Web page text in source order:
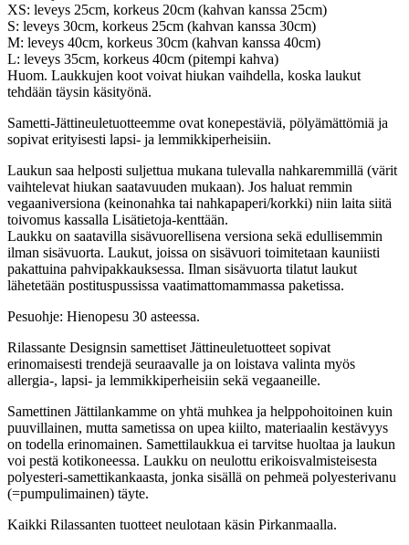
XS: leveys 25cm, korkeus 20cm (kahvan kanssa 25cm)
S: leveys 30cm, korkeus 25cm (kahvan kanssa 30cm)
M: leveys 40cm, korkeus 30cm (kahvan kanssa 40cm)
L: leveys 35cm, korkeus 40cm (pitempi kahva)
Huom. Laukkujen koot voivat hiukan vaihdella, koska laukut
tehdään täysin käsityönä.
Sametti-Jättineuletuotteemme ovat konepestäviä, pölyämättömiä ja
sopivat erityisesti lapsi- ja lemmikkiperheisiin.
Laukun saa helposti suljettua mukana tulevalla nahkaremmillä (värit
vaihtelevat hiukan saatavuuden mukaan). Jos haluat remmin
vegaaniversiona (keinonahka tai nahkapaperi/korkki) niin laita siitä
toivomus kassalla Lisätietoja-kenttään.
Laukku on saatavilla sisävuorellisena versiona sekä edullisemmin
ilman sisävuorta. Laukut, joissa on sisävuori toimitetaan kauniisti
pakattuina pahvipakkauksessa. Ilman sisävuorta tilatut laukut
lähetetään postituspussissa vaatimattomammassa paketissa.
Pesuohje: Hienopesu 30 asteessa.
Rilassante Designsin samettiset Jättineuletuotteet sopivat
erinomaisesti trendejä seuraavalle ja on loistava valinta myös
allergia-, lapsi- ja lemmikkiperheisiin sekä vegaaneille.
Samettinen Jättilankamme on yhtä muhkea ja helppohoitoinen kuin
puuvillainen, mutta sametissa on upea kiilto, materiaalin kestävyys
on todella erinomainen. Samettilaukkua ei tarvitse huoltaa ja laukun
voi pestä kotikoneessa. Laukku on neulottu erikoisvalmisteisesta
polyesteri-samettikankaasta, jonka sisällä on pehmeä polyesterivanu
(=pumpulimainen) täyte.
Kaikki Rilassanten tuotteet neulotaan käsin Pirkanmaalla.